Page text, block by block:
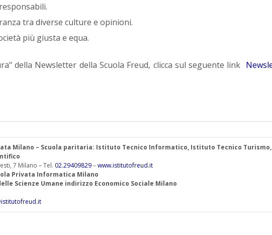
tra diverse culture e opinioni.
più giusta e equa.
della Newsletter della Scuola Freud, clicca sul seguente link
Milano – Scuola paritaria: Istituto Tecnico Informatico, Istituto Tecnico Turismo,
7 Milano – Tel. 02.29409829–www.istitutofreud.it
Privata Informatica Milano
Scienze Umane indirizzo Economico Sociale Milano